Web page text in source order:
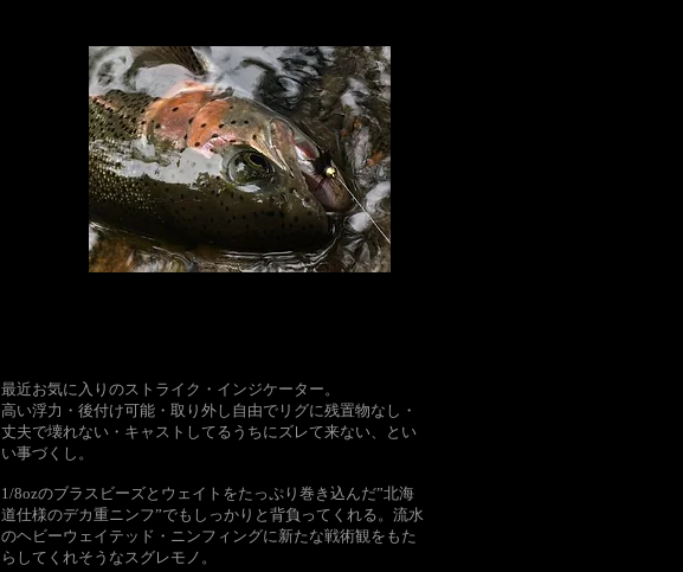
最近お気に入りのストライク・インジケーター。
高い浮力・後付け可能・取り外し自由でリグに残置物なし・
丈夫で壊れない・キャストしてるうちにズレて来ない、とい
い事づくし。
1/8ozのブラスビーズとウェイトをたっぷり巻き込んだ”北海
道仕様のデカ重ニンフ”でもしっかりと背負ってくれる。流水
のヘビーウェイテッド・ニンフィングに新たな戦術観をもた
らしてくれそうなスグレモノ。